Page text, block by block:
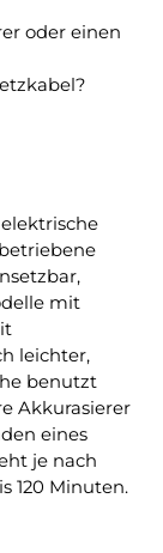
oder einen
mit
leichter,
benutzt
Akkurasierer
eines
je nach
120 Minuten.